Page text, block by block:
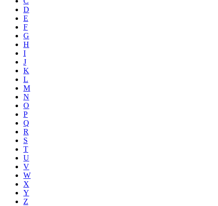
D
E
F
G
H
I
J
K
L
M
N
O
P
Q
R
S
T
U
V
W
X
Y
Z